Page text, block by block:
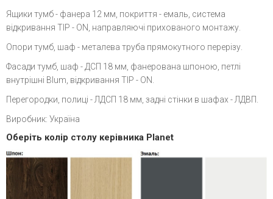
Ящики тумб - фанера 12 мм, покриття - емаль, система
відкривання TIP - ON, направляючі прихованого монтажу.
Опори тумб, шаф - металева труба прямокутного перерізу.
Фасади тумб, шаф - ДСП 18 мм, фанерована шпоною, петлі
внутрішні Blum, відкривання TIP - ON.
Перегородки, полиці - ЛДСП 18 мм, задні стінки в шафах - ЛДВП.
Виробник: Україна
Оберіть колір столу керівника Planet